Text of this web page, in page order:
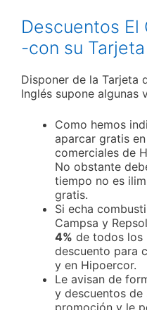
Descuentos El
-con su
Disponer de la Tarjeta
Inglés supone algunas
Como hemos
aparcar gratis
comerciales de
No obstante
tiempo no es
gratis.
Si echa
Campsa y
4% de todos los
descuento para
y en Hipoercor.
Le avisan de
y descuentos
promoción y le